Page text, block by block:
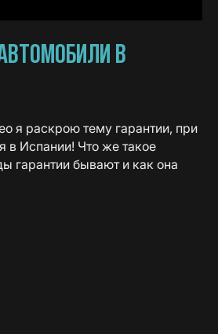
В
я раскрою тему гарантии, при
в Испании! Что же такое
гарантии бывают и как она